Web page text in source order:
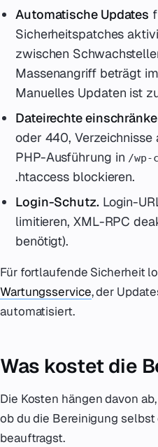
Automatische Updates
Sicherheitspatches
zwischen
Massenangriff beträgt
Manuelles Updaten ist
Dateirechte
oder 440,
PHP-Ausführung in /wp-
.htaccess blockieren.
Login-Schutz. Login-
limitieren, XML-RPC
benötigt).
Für fortlaufende Sicherheit
Wartungsservice, der
automatisiert.
Was kostet die
Die Kosten hängen davon
ob du die Bereinigung
beauftragst.